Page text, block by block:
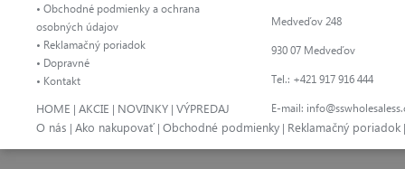
• Obchodné podmienky a ochrana
osobných údajov
• Reklamačný poriadok
• Dopravné
• Kontakt
Medveďov 248
930 07 Medveďov
Tel.: +421 917 916 444
E-mail:
HOME | AKCIE | NOVINKY | VÝPREDAJ
O nás | Ako nakupovať | Obchodné podmienky | Reklamačný poriadok